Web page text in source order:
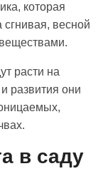
которая
весной
расти на
развития они
в саду